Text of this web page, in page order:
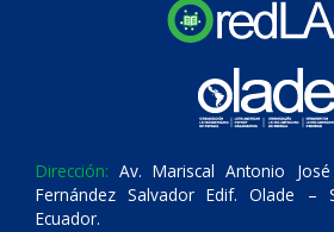
Dirección: Av. Mariscal Antonio
Fernández Salvador Edif. Olade –
Ecuador.